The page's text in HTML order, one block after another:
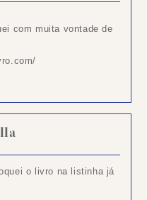
com muita vontade de
o livro na listinha já